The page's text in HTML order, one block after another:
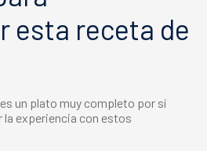
esta receta de
es un plato muy completo por sí
la experiencia con estos